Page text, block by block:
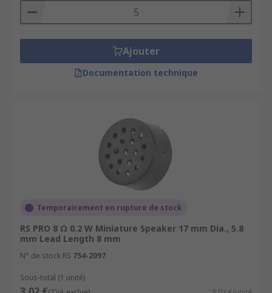
Ajouter
Documentation technique
Temporairement en rupture de stock
RS PRO 8 Ω 0.2 W Miniature Speaker 17 mm Dia., 5.8
mm Lead Length 8 mm
N° de stock RS 754-2097
Sous-total (1 unité)